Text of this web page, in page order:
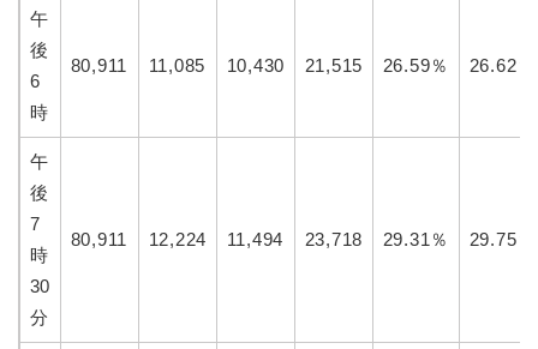
午
後
6
時
80,911 11,085 10,430 21,515 26.59％ 26.62％
午
後
7
時
30
分
80,911 12,224 11,494 23,718 29.31％ 29.75％